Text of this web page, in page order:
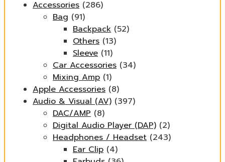
Accessories (286)
Bag (91)
Backpack (52)
Others (13)
Sleeve (11)
Car Accessories (34)
Mixing Amp (1)
Apple Accessories (8)
Audio & Visual (AV) (397)
DAC/AMP (8)
Digital Audio Player (DAP) (2)
Headphones / Headset (243)
Ear Clip (4)